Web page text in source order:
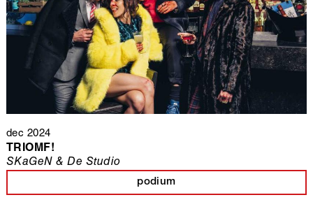
dec 2024
TRIOMF!
podium
SKaGeN & De Studio